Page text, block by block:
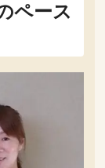
ペース